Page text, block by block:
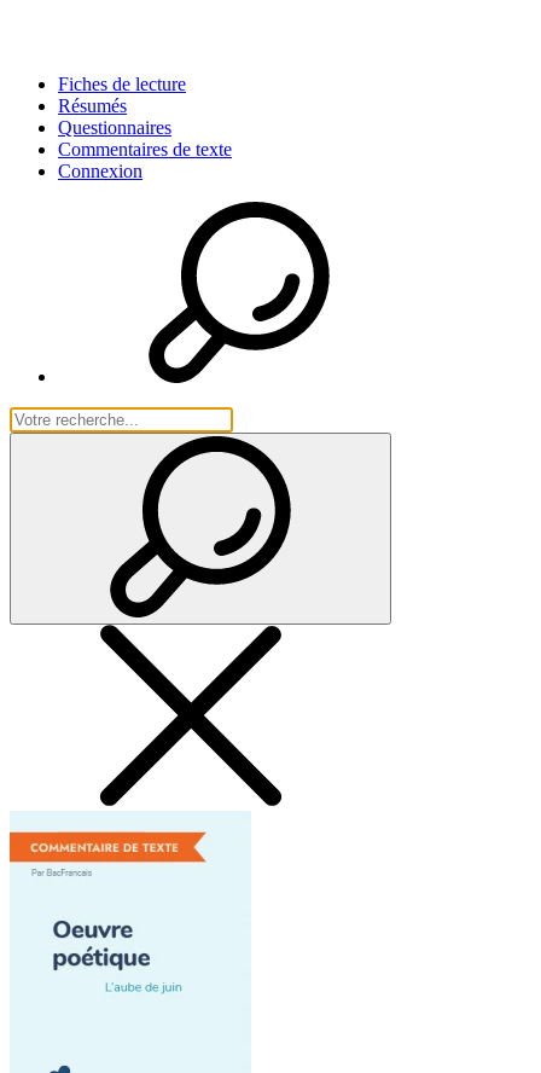
Fiches de lecture
Résumés
Questionnaires
Commentaires de texte
Connexion